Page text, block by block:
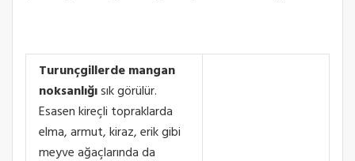
Turunçgillerde mangan
noksanlığısık görülür.
Esasen kireçli topraklarda
elma, armut, kiraz, erik gibi
meyve ağaçlarında da